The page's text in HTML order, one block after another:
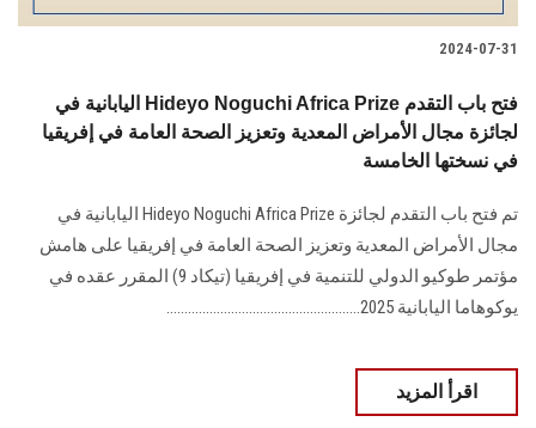
2024-07-31
اليابانية في Hideyo Noguchi Africa Prize فتح باب التقدم
لجائزة مجال الأمراض المعدية وتعزيز الصحة العامة في إفريقيا
في نسختها الخامسة
تم فتح باب التقدم لجائزة Hideyo Noguchi Africa Prize اليابانية في
مجال الأمراض المعدية وتعزيز الصحة العامة في إفريقيا على هامش
مؤتمر طوكيو الدولي للتنمية في إفريقيا (تيكاد 9) المقرر عقده في
يوكوهاما اليابانية 2025......................................................
اقرأ المزيد